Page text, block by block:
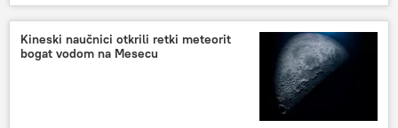
Rusija
Turska
Kosovo i Metohija (KiM)
Evropski parlament
Srbija
Kina
Kineski naučnici otkrili retki meteorit
bogat vodom na Mesecu